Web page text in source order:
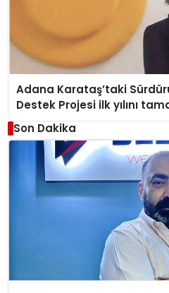
Adana Karataş’taki
Destek Projesi ilk yılını
Son Dakika